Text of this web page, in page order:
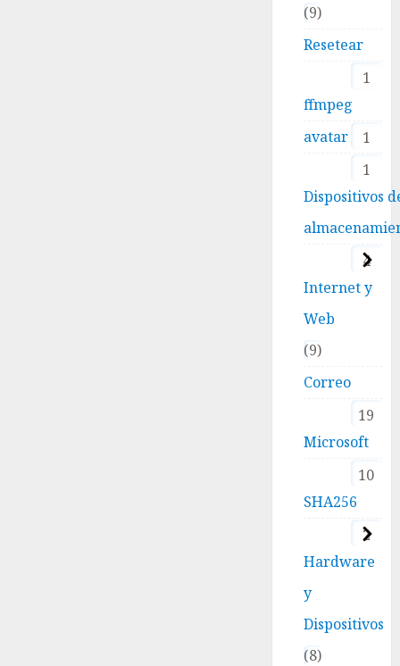
9
Resetear
1
ffmpeg
1
avatar
1
Dispositivos
4
Internet y
Web
9
Correo
19
Microsoft
10
SHA256
2
Hardware
y
Dispositivos
8